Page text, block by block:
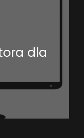
dla